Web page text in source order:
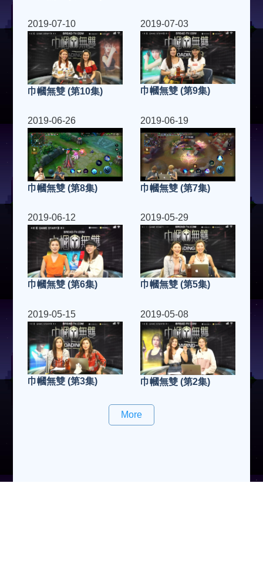
2019-07-10
巾幗無雙 (第10集)
2019-07-03
巾幗無雙 (第9集)
2019-06-26
巾幗無雙 (第8集)
2019-06-19
巾幗無雙 (第7集)
2019-06-12
巾幗無雙 (第6集)
2019-05-29
巾幗無雙 (第5集)
2019-05-15
巾幗無雙 (第3集)
2019-05-08
巾幗無雙 (第2集)
More